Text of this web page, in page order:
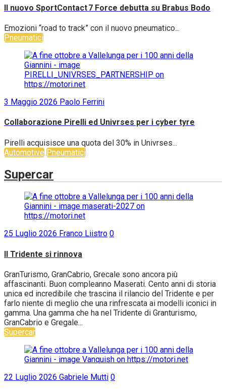
Il nuovo SportContact 7 Force debutta su Brabus Bodo
Emozioni “road to track” con il nuovo pneumatico...
Pneumatici
3 Maggio 2026 Paolo Ferrini
Collaborazione Pirelli ed Univrses per i cyber tyre
Pirelli acquisisce una quota del 30% in Univrses...
Automotive Pneumatici
Supercar
25 Luglio 2026 Franco Liistro 0
Il Tridente si rinnova
GranTurismo, GranCabrio, Grecale sono ancora più
affascinanti. Buon compleanno Maserati. Cento anni di storia
unica ed incredibile che trascina il rilancio del Tridente e per
farlo niente di meglio che una rinfrescata ai modelli iconici in
gamma. Una gamma che ha nel Tridente di Granturismo,
GranCabrio e Gregale...
Supercar
22 Luglio 2026 Gabriele Mutti 0